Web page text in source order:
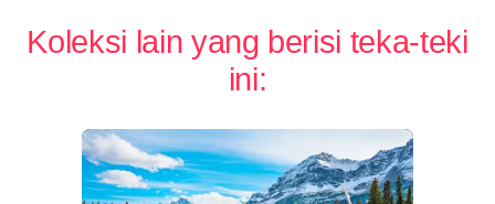
Koleksi lain yang berisi teka-teki
ini: